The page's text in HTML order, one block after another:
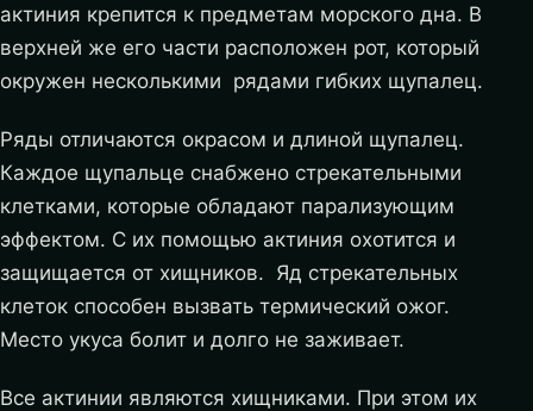
актиния крепится к предметам морского дна. В
верхней же его части расположен рот, который
окружен несколькими рядами гибких щупалец.
Ряды отличаются окрасом и длиной щупалец.
Каждое щупальце снабжено стрекательными
клетками, которые обладают парализующим
эффектом. С их помощью актиния охотится и
защищается от хищников. Яд стрекательных
клеток способен вызвать термический ожог.
Место укуса болит и долго не заживает.
Все актинии являются хищниками. При этом их